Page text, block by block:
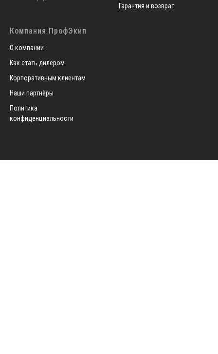
Гарантия и возврат
Компания ПрофЭкип
О компании
Как стать дилером
Корпоративным клиентам
Наши партнёры
Политика
конфиденциальности